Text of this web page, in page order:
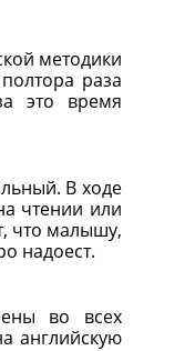
методики
раза
это время
В ходе
чтении или
что малышу,
надоест.
во всех
английскую